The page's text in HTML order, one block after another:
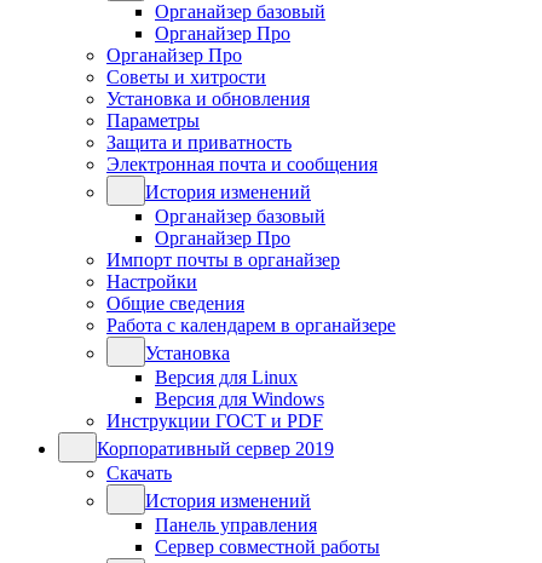
Органайзер базовый
Органайзер Про
Органайзер Про
Советы и хитрости
Установка и обновления
Параметры
Защита и приватность
Электронная почта и сообщения
История изменений
Органайзер базовый
Органайзер Про
Импорт почты в органайзер
Настройки
Общие сведения
Работа с календарем в органайзере
Установка
Версия для Linux
Версия для Windows
Инструкции ГОСТ и PDF
Корпоративный сервер 2019
Скачать
История изменений
Панель управления
Сервер совместной работы